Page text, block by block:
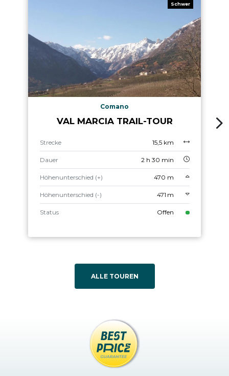
Schwer
Comano
VAL MARCIA TRAIL-TOUR
Strecke 15,5 km
Dauer 2 h 30 min
Höhenunterschied (+) 470 m
Höhenunterschied (-) 471 m
Status Offen
ALLE TOUREN